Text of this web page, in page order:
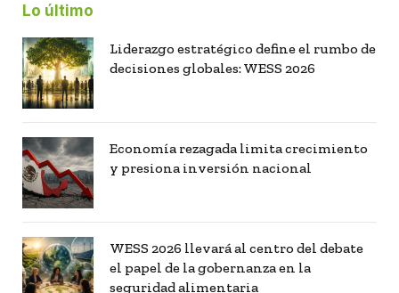
Lo último
Liderazgo estratégico define el rumbo de
decisiones globales: WESS 2026
Economía rezagada limita crecimiento
y presiona inversión nacional
WESS 2026 llevará al centro del debate
el papel de la gobernanza en la
seguridad alimentaria